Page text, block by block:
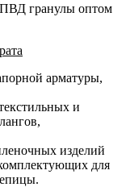
ПВД гранулы оптом
арматуры,
и
изделий
для